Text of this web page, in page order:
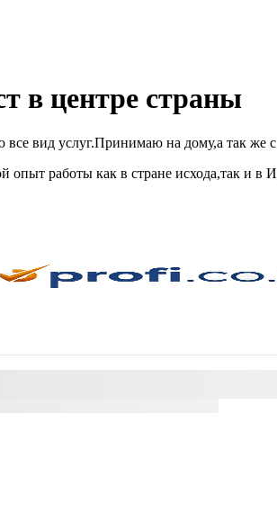
в центре страны
вид услуг.Принимаю на дому,а так же
работы как в стране исхода,так и